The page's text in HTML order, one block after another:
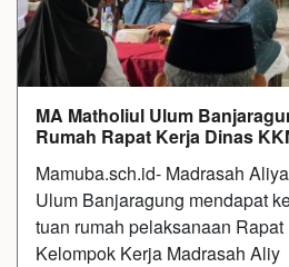
MA Matholiul Ulum
Rumah Rapat Kerja Dinas
Mamuba.sch.id- Madrasah
Ulum Banjaragung mendapat
tuan rumah pelaksanaan
Kelompok Kerja Madrasah Aliy